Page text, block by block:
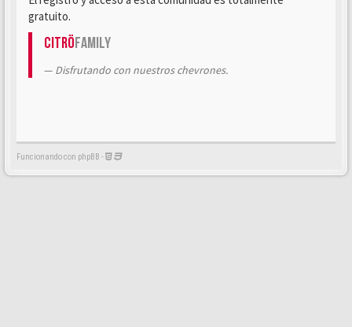
gratuito.
CitröFamily
Disfrutando con nuestros chevrones.
Funcionando con phpBB -